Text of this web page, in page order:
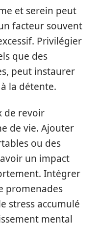
et serein peut
facteur souvent
Privilégier
que des
peut instaurer
la détente.
de revoir
de vie. Ajouter
ou des
un impact
Intégrer
promenades
stress accumulé
mental